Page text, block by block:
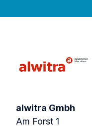
alwitra Gmbh
Am Forst 1